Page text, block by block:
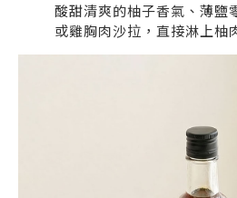
酸甜清爽的柚子香氣、薄鹽
或雞胸肉沙拉，直接淋上柚